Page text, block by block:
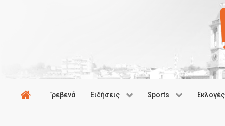
Γρεβενά Ειδήσεις Sports Εκλογές